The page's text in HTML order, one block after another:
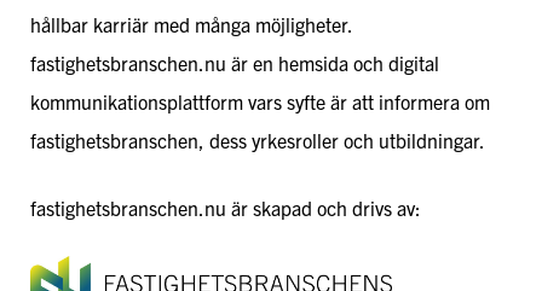
hållbar karriär med många möjligheter.
fastighetsbranschen.nu är en hemsida och digital
kommunikationsplattform vars syfte är att informera om
fastighetsbranschen, dess yrkesroller och utbildningar.
fastighetsbranschen.nu är skapad och drivs av: